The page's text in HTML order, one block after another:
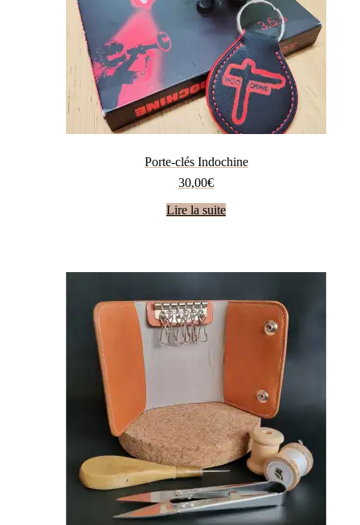
Porte-clés Indochine
30,00€
Lire la suite